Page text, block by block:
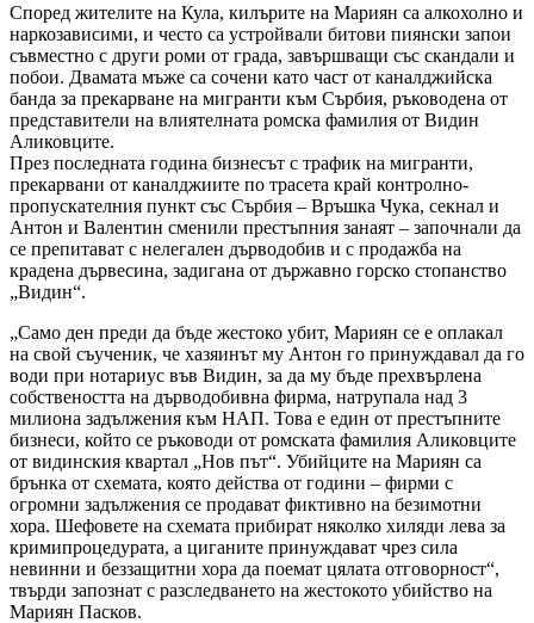
Според жителите на Кула, килърите на Мариян са алкохолно и
наркозависими, и често са устройвали битови пиянски запои
съвместно с други роми от града, завършващи със скандали и
побои. Двамата мъже са сочени като част от каналджийска
банда за прекарване на мигранти към Сърбия, ръководена от
представители на влиятелната ромска фамилия от Видин
Аликовците.
През последната година бизнесът с трафик на мигранти,
прекарвани от каналджиите по трасета край контролно-
пропускателния пункт със Сърбия – Връшка Чука, секнал и
Антон и Валентин сменили престъпния занаят – започнали да
се препитават с нелегален дърводобив и с продажба на
крадена дървесина, задигана от държавно горско стопанство
„Видин“.
„Само ден преди да бъде жестоко убит, Мариян се е оплакал
на свой съученик, че хазяинът му Антон го принуждавал да го
води при нотариус във Видин, за да му бъде прехвърлена
собствеността на дърводобивна фирма, натрупала над 3
милиона задължения към НАП. Това е един от престъпните
бизнеси, който се ръководи от ромската фамилия Аликовците
от видинския квартал „Нов път“. Убийците на Мариян са
брънка от схемата, която действа от години – фирми с
огромни задължения се продават фиктивно на безимотни
хора. Шефовете на схемата прибират няколко хиляди лева за
кримипроцедурата, а циганите принуждават чрез сила
невинни и беззащитни хора да поемат цялата отговорност“,
твърди запознат с разследването на жестокото убийство на
Мариян Пасков.